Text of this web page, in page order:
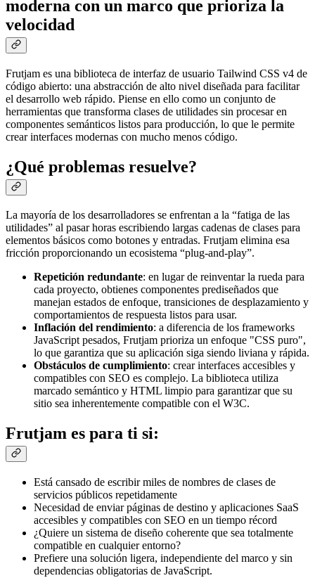
moderna con un marco que prioriza la
velocidad
Frutjam es una biblioteca de interfaz de usuario Tailwind CSS v4 de
código abierto: una abstracción de alto nivel diseñada para facilitar
el desarrollo web rápido. Piense en ello como un conjunto de
herramientas que transforma clases de utilidades sin procesar en
componentes semánticos listos para producción, lo que le permite
crear interfaces modernas con mucho menos código.
¿Qué problemas resuelve?
La mayoría de los desarrolladores se enfrentan a la
fatiga de las
utilidades
al pasar horas escribiendo largas cadenas de clases para
elementos básicos como botones y entradas. Frutjam elimina esa
fricción proporcionando un ecosistema
plug-and-play .
Repetición redundante: en lugar de reinventar la rueda para
cada proyecto, obtienes componentes prediseñados que
manejan estados de enfoque, transiciones de desplazamiento y
comportamientos de respuesta listos para usar.
Inflación del rendimiento: a diferencia de los frameworks
JavaScript pesados, Frutjam prioriza un enfoque "CSS puro",
lo que garantiza que su aplicación siga siendo liviana y rápida.
Obstáculos de cumplimiento: crear interfaces accesibles y
compatibles con SEO es complejo. La biblioteca utiliza
marcado semántico y HTML limpio para garantizar que su
sitio sea inherentemente compatible con el W3C.
Frutjam es para ti si:
Está cansado de escribir miles de nombres de clases de
servicios públicos repetidamente
Necesidad de enviar páginas de destino y aplicaciones SaaS
accesibles y compatibles con SEO en un tiempo récord
¿Quiere un sistema de diseño coherente que sea totalmente
compatible en cualquier entorno?
Prefiere una solución ligera, independiente del marco y sin
dependencias obligatorias de JavaScript.